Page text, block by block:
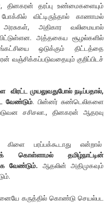
தினகரன் தரப்பு உண்மைகளையும்
விட்டிருந்தால் காணாமல்
அதிகார வலிமையால்
அத்தகைய சூழல்களில்
ஒடுக்கும் திட்டத்தை
வஞ்சிக்கப்படுவதையும் குறிப்பிடச்
முயலுவதுபோல் நடிப்பதால்,
வேண்டும். பின்னர் சுண்டெலிகளை
சசிசலா., தினகரன் ஆதரவு
கிளை பரப்பக்கூடாது என்றால்
கொள்ளாமல் தமிழ்நாட்டின்
வேண்டும். ஆதலின் அதிமுகவும்
கருத்தில் கொண்டு செயல்பட